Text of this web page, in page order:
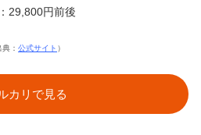
29,800円前後
典： 公式サイト ）
カリで見る